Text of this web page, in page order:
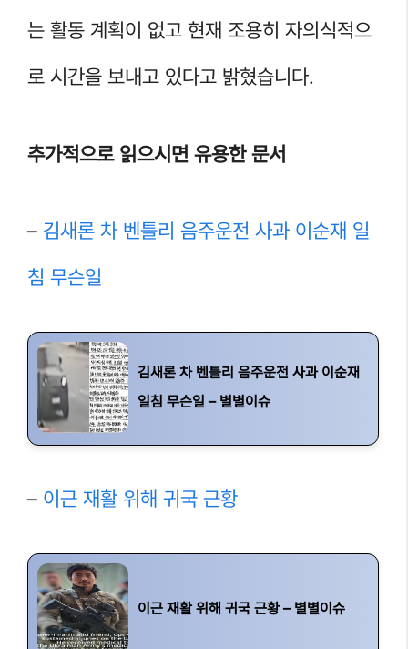
는 활동 계획이 없고 현재 조용히 자의식적으
로 시간을 보내고 있다고 밝혔습니다.
추가적으로 읽으시면 유용한 문서
– 김새론 차 벤틀리 음주운전 사과 이순재 일
침 무슨일
김새론 차 벤틀리 음주운전 사과 이순재
일침 무슨일 – 별별이슈
– 이근 재활 위해 귀국 근황
이근 재활 위해 귀국 근황 – 별별이슈